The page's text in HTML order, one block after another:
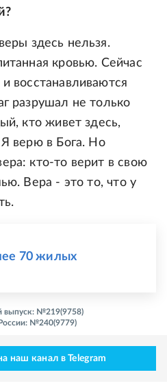
здесь нельзя.
кровью. Сейчас
восстанавливаются
разрушал не только
кто живет здесь,
верю в Бога. Но
кто-то верит в свою
Вера - это то, что у
70 жилых
выпуск: №219(9758)
№240(9779)
наш канал в Telegram